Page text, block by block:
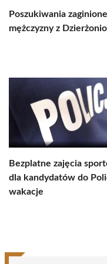
Poszukiwania
mężczyzny z
Bezplatne zajęcia
dla kandydatów do
wakacje